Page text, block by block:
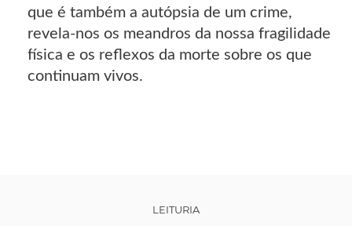
que é também a autópsia de um crime,
revela-nos os meandros da nossa fragilidade
física e os reflexos da morte sobre os que
continuam vivos.
LEITURIA